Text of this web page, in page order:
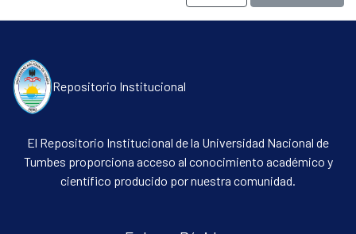
Communities & Collections
All of DSpace
Statistics
Contacto
Repositorio Institucional
El Repositorio Institucional de la Universidad Nacional de
Tumbes proporciona acceso al conocimiento académico y
científico producido por nuestra comunidad.